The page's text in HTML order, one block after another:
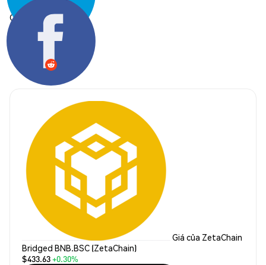
Chia sẻ:
Giá của ZetaChain
Bridged BNB.BSC (ZetaChain)
$433.63+0.30%